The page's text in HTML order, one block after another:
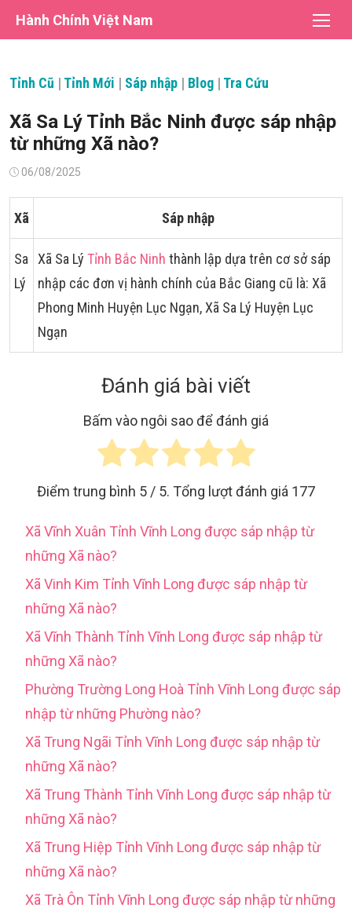
Hành Chính Việt Nam
Tỉnh Cũ | Tỉnh Mới | Sáp nhập | Blog | Tra Cứu
Xã Sa Lý Tỉnh Bắc Ninh được sáp nhập
từ những Xã nào?
Đăng06/08/2025
Xã Sáp nhập
Sa
Lý
Xã Sa Lý Tỉnh Bắc Ninh thành lập dựa trên cơ sở sáp
nhập các đơn vị hành chính của Bắc Giang cũ là: Xã
Phong Minh Huyện Lục Ngạn, Xã Sa Lý Huyện Lục
Ngạn
Đánh giá bài viết
Bấm vào ngôi sao để đánh giá
Điểm trung bình 5 / 5. Tổng lượt đánh giá 177
Xã Vĩnh Xuân Tỉnh Vĩnh Long được sáp nhập từ
những Xã nào?
Xã Vinh Kim Tỉnh Vĩnh Long được sáp nhập từ
những Xã nào?
Xã Vĩnh Thành Tỉnh Vĩnh Long được sáp nhập từ
những Xã nào?
Phường Trường Long Hoà Tỉnh Vĩnh Long được sáp
nhập từ những Phường nào?
Xã Trung Ngãi Tỉnh Vĩnh Long được sáp nhập từ
những Xã nào?
Xã Trung Thành Tỉnh Vĩnh Long được sáp nhập từ
những Xã nào?
Xã Trung Hiệp Tỉnh Vĩnh Long được sáp nhập từ
những Xã nào?
Xã Trà Ôn Tỉnh Vĩnh Long được sáp nhập từ những